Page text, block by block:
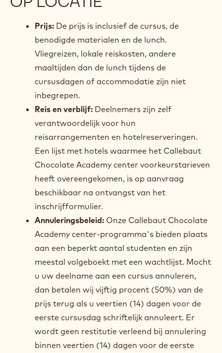
Prijs: De prijs is inclusief de cursus, de
benodigde materialen en de lunch.
Vliegreizen, lokale reiskosten, andere
maaltijden dan de lunch tijdens de
cursusdagen of accommodatie zijn niet
inbegrepen.
Reis en verblijf: Deelnemers zijn zelf
verantwoordelijk voor hun
reisarrangementen en hotelreserveringen.
Een lijst met hotels waarmee het Callebaut
Chocolate Academy center voorkeurstarieven
heeft overeengekomen, is op aanvraag
beschikbaar na ontvangst van het
inschrijfformulier.
Annuleringsbeleid: Onze Callebaut Chocolate
Academy center-programma's bieden plaats
aan een beperkt aantal studenten en zijn
meestal volgeboekt met een wachtlijst. Mocht
u uw deelname aan een cursus annuleren,
dan betalen wij vijftig procent (50%) van de
prijs terug als u veertien (14) dagen voor de
eerste cursusdag schriftelijk annuleert. Er
wordt geen restitutie verleend bij annulering
binnen veertien (14) dagen voor de eerste